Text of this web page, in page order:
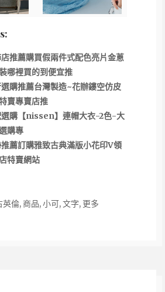
推薦購買假兩件式配色亮片金蔥
哪裡買的到便宜推
購推薦台灣製造~花辦鏤空仿皮
賣專賣店推
選購【nissen】連帽大衣-2色-大
購專
薦訂購雅致古典滿版小花印V領
特賣網站
英倫, 商品,小可,文字, 更多